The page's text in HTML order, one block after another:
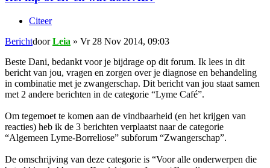
Citeer
BerichtdoorLeia » Vr 28 Nov 2014, 09:03
Beste Dani, bedankt voor je bijdrage op dit forum. Ik lees in dit
bericht van jou, vragen en zorgen over je diagnose en behandeling
in combinatie met je zwangerschap. Dit bericht van jou staat samen
met 2 andere berichten in de categorie “Lyme Café”.
Om tegemoet te komen aan de vindbaarheid (en het krijgen van
reacties) heb ik de 3 berichten verplaatst naar de categorie
“Algemeen Lyme-Borreliose” subforum “Zwangerschap”.
De omschrijving van deze categorie is “Voor alle onderwerpen die